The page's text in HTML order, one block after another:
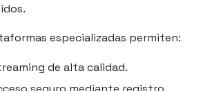
especializadas permiten:
de alta calidad.